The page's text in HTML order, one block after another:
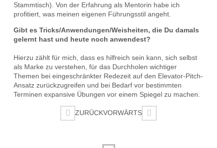
Stammtisch). Von der Erfahrung als Mentorin habe ich
profitiert, was meinen eigenen Führungsstil angeht.
Gibt es Tricks/Anwendungen/Weisheiten, die Du damals
gelernt hast und heute noch anwendest?
Hierzu zählt für mich, dass es hilfreich sein kann, sich selbst
als Marke zu verstehen, für das Durchholen wichtiger
Themen bei eingeschränkter Redezeit auf den Elevator-Pitch-
Ansatz zurückzugreifen und bei Bedarf vor bestimmten
Terminen expansive Übungen vor einem Spiegel zu machen.
Beitragsnavigation
VORWÄRTS
ZURÜCK